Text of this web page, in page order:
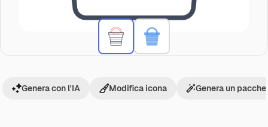
Genera con l'IA Modifica icona Genera un